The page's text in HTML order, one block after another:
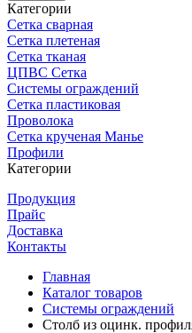
Категории
Сетка сварная
Сетка плетеная
Сетка тканая
ЦПВС Сетка
Системы ограждений
Сетка пластиковая
Проволока
Сетка крученая Манье
Профили
Категории
Продукция
Прайс
Доставка
Контакты
Главная
Каталог товаров
Системы ограждений
Столб из оцинк.